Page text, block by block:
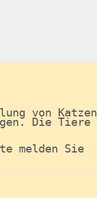
von Katzen
Die Tiere
melden Sie